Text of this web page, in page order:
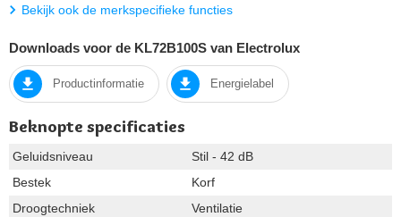
Bekijk ook de merkspecifieke functies
Downloads voor de KL72B100S van Electrolux
Productinformatie Energielabel
Beknopte specificaties
Geluidsniveau
Stil - 42 dB
Bestek
Korf
Droogtechniek
Ventilatie